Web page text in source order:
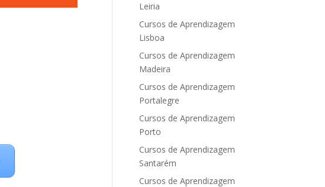
Leiria
Cursos de Aprendizagem
Lisboa
Cursos de Aprendizagem
Madeira
Cursos de Aprendizagem
Portalegre
Cursos de Aprendizagem
Porto
Cursos de Aprendizagem
Santarém
Cursos de Aprendizagem